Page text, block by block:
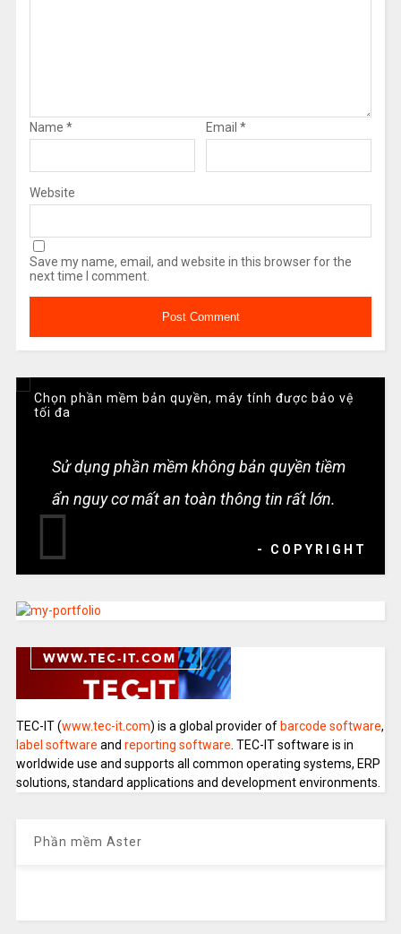
Name * Email *
Website
Save my name, email, and website in this browser for the
next time I comment.
Chọn phần mềm bản quyền, máy tính được bảo vệ
tối đa
Sử dụng phần mềm không bản quyền tiềm
ẩn nguy cơ mất an toàn thông tin rất lớn.
- COPYRIGHT
TEC-IT (www.tec-it.com) is a global provider of barcode software,
label software and reporting software . TEC-IT software is in
worldwide use and supports all common operating systems, ERP
solutions, standard applications and development environments.
Phần mềm Aster